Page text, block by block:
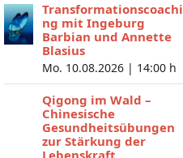
Transformationscoachi
ng mit Ingeburg
Barbian und Annette
Blasius
Mo. 10.08.2026 | 14:00 h
Qigong im Wald –
Chinesische
Gesundheitsübungen
zur Stärkung der
Lebenskraft